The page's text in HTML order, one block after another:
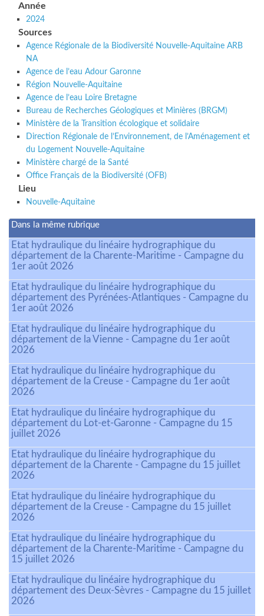
Année
2024
Sources
Agence Régionale de la Biodiversité Nouvelle-Aquitaine ARB
NA
Agence de l’eau Adour Garonne
Région Nouvelle-Aquitaine
Agence de l’eau Loire Bretagne
Bureau de Recherches Géologiques et Minières (BRGM)
Ministère de la Transition écologique et solidaire
Direction Régionale de l’Environnement, de l’Aménagement et
du Logement Nouvelle-Aquitaine
Ministère chargé de la Santé
Office Français de la Biodiversité (OFB)
Lieu
Nouvelle-Aquitaine
Dans la même rubrique
Etat hydraulique du linéaire hydrographique du
département de la Charente-Maritime - Campagne du
1er août 2026
Etat hydraulique du linéaire hydrographique du
département des Pyrénées-Atlantiques - Campagne du
1er août 2026
Etat hydraulique du linéaire hydrographique du
département de la Vienne - Campagne du 1er août
2026
Etat hydraulique du linéaire hydrographique du
département de la Creuse - Campagne du 1er août
2026
Etat hydraulique du linéaire hydrographique du
département du Lot-et-Garonne - Campagne du 15
juillet 2026
Etat hydraulique du linéaire hydrographique du
département de la Charente - Campagne du 15 juillet
2026
Etat hydraulique du linéaire hydrographique du
département de la Creuse - Campagne du 15 juillet
2026
Etat hydraulique du linéaire hydrographique du
département de la Charente-Maritime - Campagne du
15 juillet 2026
Etat hydraulique du linéaire hydrographique du
département des Deux-Sèvres - Campagne du 15 juillet
2026